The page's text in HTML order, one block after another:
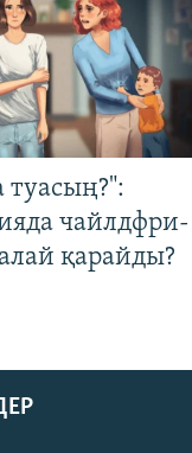
чайлдфри-
қарайды?